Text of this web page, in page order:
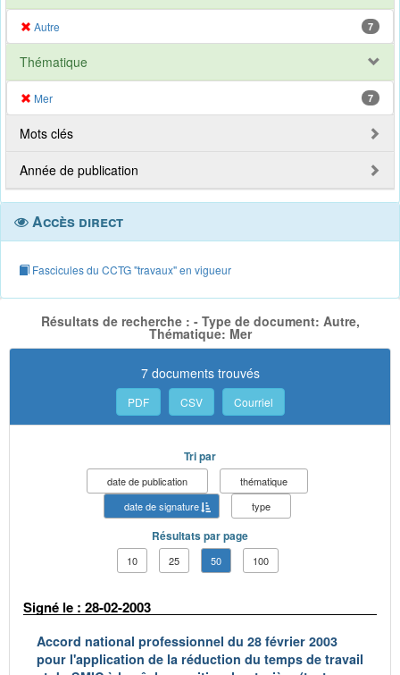
Autre 7
Thématique
Mer 7
Mots clés
Année de publication
Accès direct
Fascicules du CCTG "travaux" en vigueur
Résultats de recherche : - Type de document: Autre,
Thématique: Mer
7 documents trouvés
PDF CSV Courriel
Tri par
date de publication
thématique
date de signature
type
Résultats par page
10 25 50 100
Signé le : 28-02-2003
Accord national professionnel du 28 février 2003
pour l'application de la réduction du temps de travail